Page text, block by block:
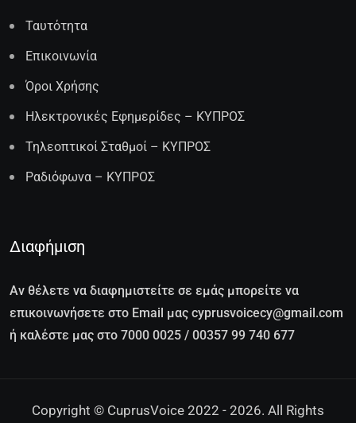
Ταυτότητα
Επικοινωνία
Όροι Χρήσης
Ηλεκτρονικές Εφημερίδες – ΚΥΠΡΟΣ
Τηλεοπτικοί Σταθμοί – ΚΥΠΡΟΣ
Ραδιόφωνα – ΚΥΠΡΟΣ
Διαφήμιση
Αν θέλετε να διαφημιστείτε σε εμάς μπορείτε να
επικοινωνήσετε στο Email μας cyprusvoicecy@gmail.com
ή καλέστε μας στο 7000 0025 / 00357 99 740 677
Copyright © CuprusVoice 2022 - 2026. All Rights